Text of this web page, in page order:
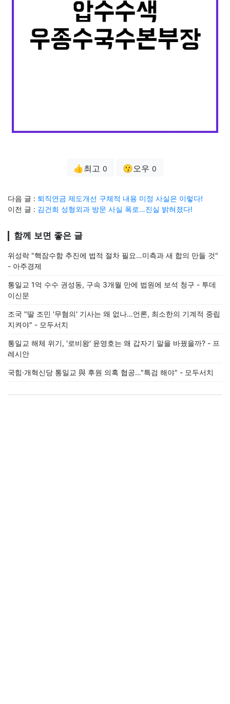
👍최고 0 😗오우 0
다음 글 : 퇴직연금 제도개선 구체적 내용 미정 사실은 이렇다!
이전 글 : 김건희 성형외과 방문 사실 폭로…진실 밝혀졌다!
함께 보면 좋은 글
위성락 "핵잠수함 추진에 법적 절차 필요…미측과 새 합의 만들 것"
- 아주경제
통일교 1억 수수 권성동, 구속 3개월 만에 법원에 보석 청구 - 투데
이신문
조국 "딸 조민 '무혐의' 기사는 왜 없나…언론, 최소한의 기계적 중립
지켜야" - 모두서치
통일교 해체 위기, '로비왕' 윤영호는 왜 갑자기 말을 바꿨을까? - 프
레시안
국힘·개혁신당 통일교 與 후원 의혹 협공…"특검 해야" - 모두서치